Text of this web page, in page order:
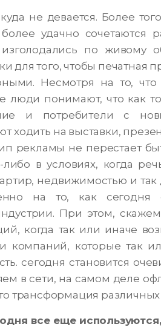
не девается. Более
удачно сочетаются
по живому
для того, чтобы печатная
Несмотря на то, что
люди понимают, что как
и потребители с
ходить на выставки,
рекламы не перестает
в условиях, когда
недвижимостью и так
на то, как сегодня
При этом,
когда так или иначе
компаний, которые так
сегодня становится
в сети, на самом деле
трансформация
все еще